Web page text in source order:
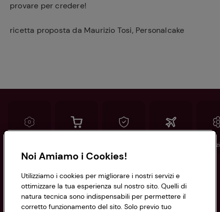
provare per credere!
ricetta proposta da Maurizio Tosi, Personalcake
Informazioni
Privacy Policy
Noi Amiamo i Cookies!
Utilizziamo i cookies per migliorare i nostri servizi e
ottimizzare la tua esperienza sul nostro sito. Quelli di
natura tecnica sono indispensabili per permettere il
corretto funzionamento del sito. Solo previo tuo